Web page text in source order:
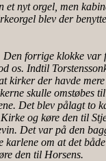
nyt orgel, men
blev der
forrige klokke var
os. Indtil
kirker der havde mere
skulle omstøbes
Det blev pålagt to
og køre den til
Det var på den
karlene om at det
den til Horsens.